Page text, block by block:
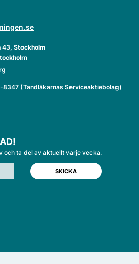
43, Stockholm
(Tandläkarnas Serviceaktiebolag)
och ta del av aktuellt varje vecka.